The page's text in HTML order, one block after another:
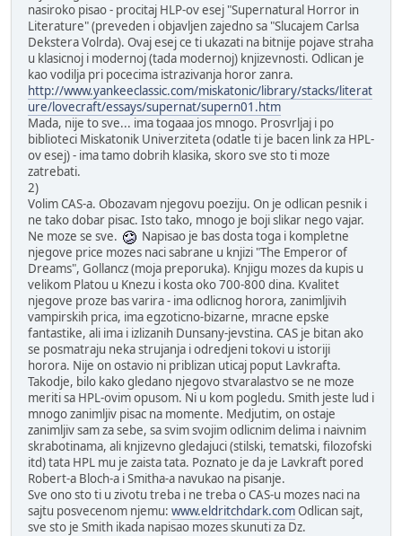
nasiroko pisao - procitaj HLP-ov esej "Supernatural Horror in
Literature" (preveden i objavljen zajedno sa "Slucajem Carlsa
Dekstera Volrda). Ovaj esej ce ti ukazati na bitnije pojave straha
u klasicnoj i modernoj (tada modernoj) knjizevnosti. Odlican je
kao vodilja pri pocecima istrazivanja horor zanra.
http://www.yankeeclassic.com/miskatonic/library/stacks/literat
ure/lovecraft/essays/supernat/supern01.htm
Mada, nije to sve... ima togaaa jos mnogo. Prosvrljaj i po
biblioteci Miskatonik Univerziteta (odatle ti je bacen link za HPL-
ov esej) - ima tamo dobrih klasika, skoro sve sto ti moze
zatrebati.
2)
Volim CAS-a. Obozavam njegovu poeziju. On je odlican pesnik i
ne tako dobar pisac. Isto tako, mnogo je boji slikar nego vajar.
Ne moze se sve.
Napisao je bas dosta toga i kompletne
njegove price mozes naci sabrane u knjizi "The Emperor of
Dreams", Gollancz (moja preporuka). Knjigu mozes da kupis u
velikom Platou u Knezu i kosta oko 700-800 dina. Kvalitet
njegove proze bas varira - ima odlicnog horora, zanimljivih
vampirskih prica, ima egzoticno-bizarne, mracne epske
fantastike, ali ima i izlizanih Dunsany-jevstina. CAS je bitan ako
se posmatraju neka strujanja i odredjeni tokovi u istoriji
horora. Nije on ostavio ni priblizan uticaj poput Lavkrafta.
Takodje, bilo kako gledano njegovo stvaralastvo se ne moze
meriti sa HPL-ovim opusom. Ni u kom pogledu. Smith jeste lud i
mnogo zanimljiv pisac na momente. Medjutim, on ostaje
zanimljiv sam za sebe, sa svim svojim odlicnim delima i naivnim
skrabotinama, ali knjizevno gledajuci (stilski, tematski, filozofski
itd) tata HPL mu je zaista tata. Poznato je da je Lavkraft pored
Robert-a Bloch-a i Smitha-a navukao na pisanje.
Sve ono sto ti u zivotu treba i ne treba o CAS-u mozes naci na
sajtu posvecenom njemu: www.eldritchdark.comOdlican sajt,
sve sto je Smith ikada napisao mozes skunuti za Dz.